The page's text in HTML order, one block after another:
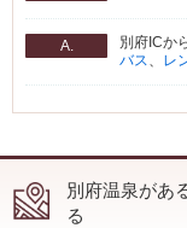
A. 別府ICか
バス、 レ
別府温泉があ
る